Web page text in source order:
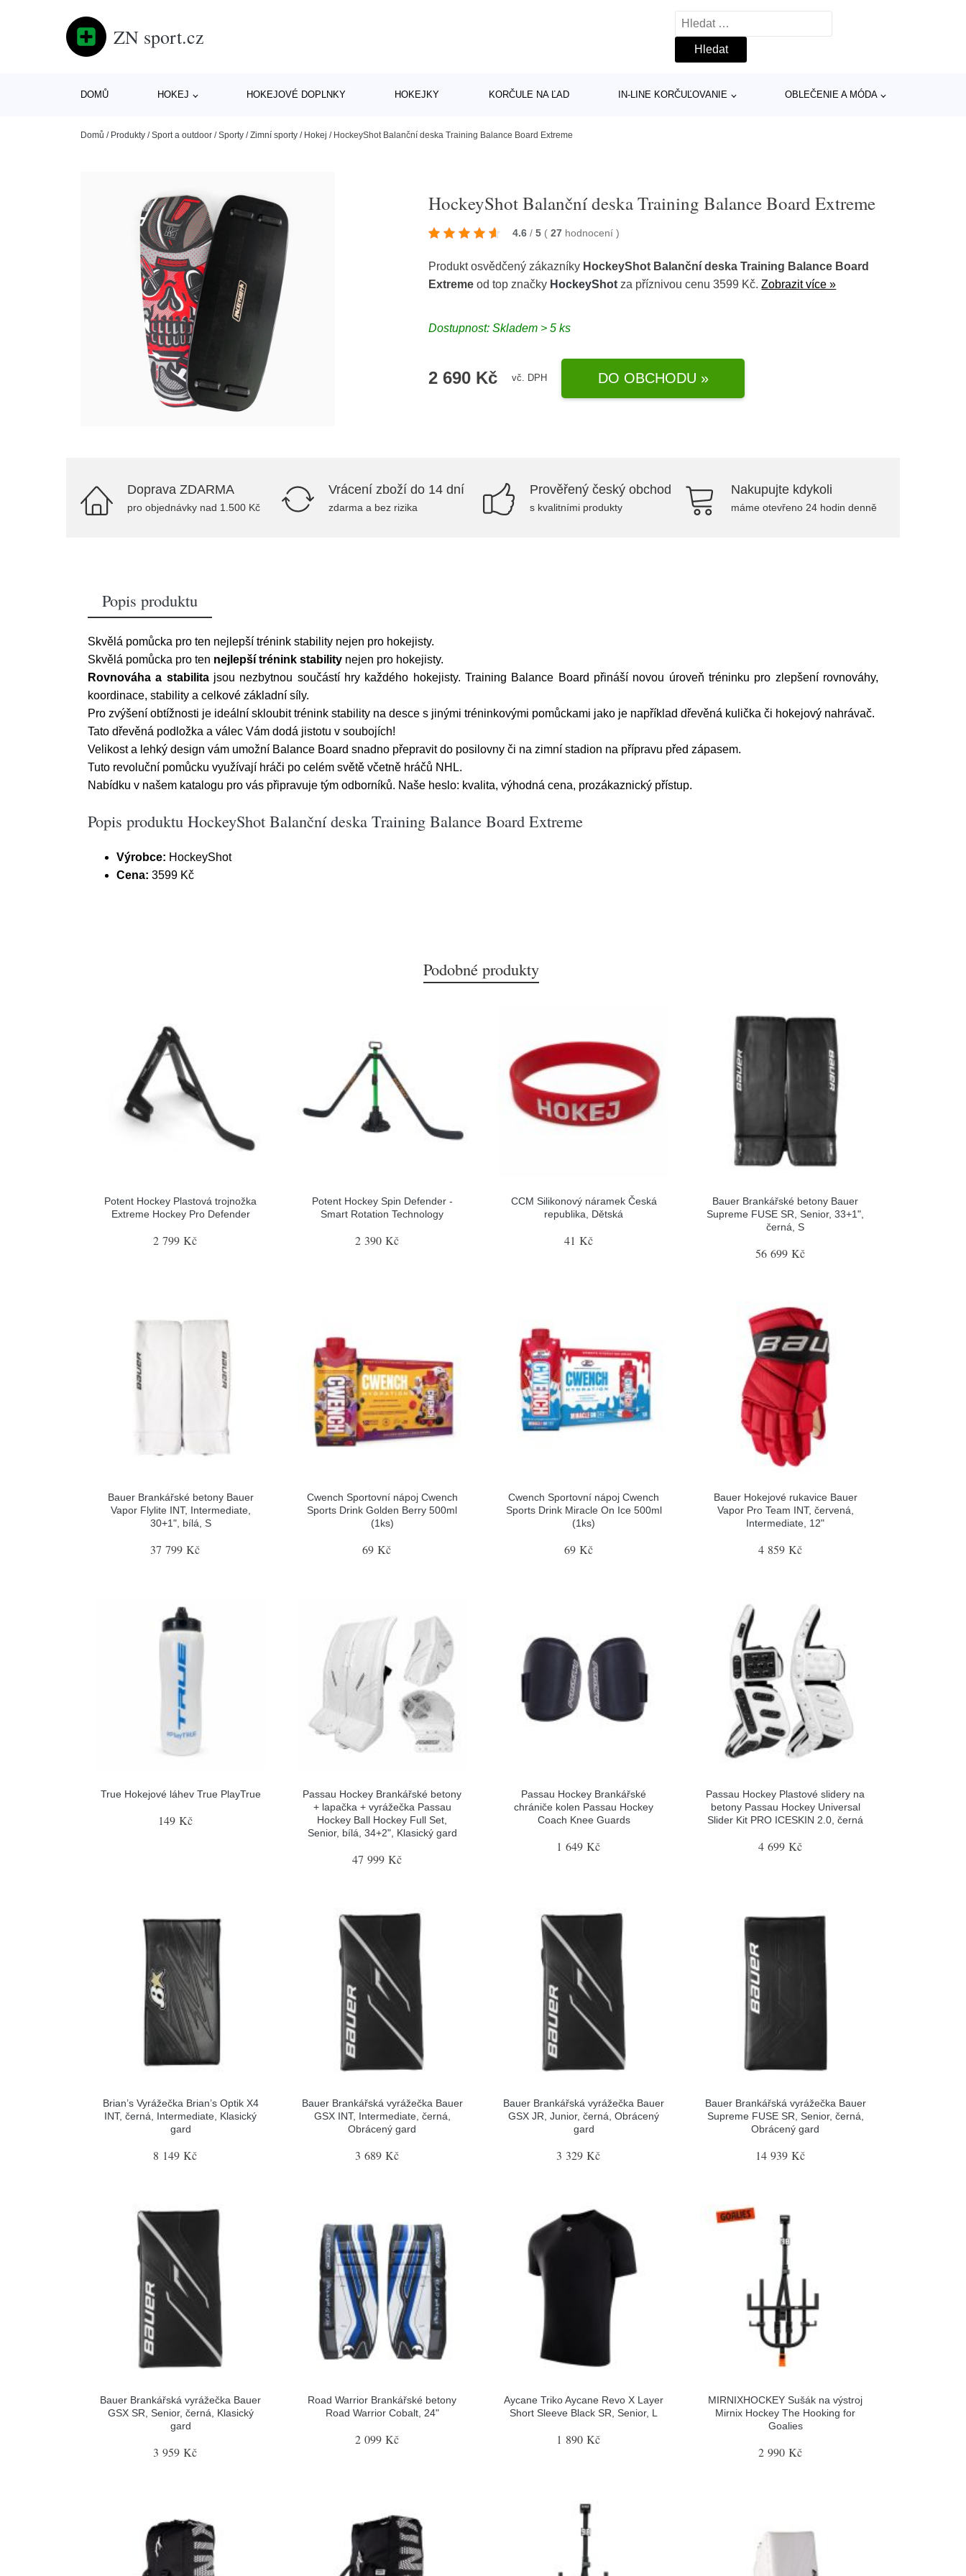
ZN sport.cz
Vyhledávání
DOMŮ HOKEJ HOKEJOVÉ DOPLNKY HOKEJKY KORČULE NA ĽAD IN-LINE KORČUĽOVANIE OBLEČENIE A MÓDA
Domů / Produkty /Sport a outdoor /Sporty /Zimní sporty / Hokej / HockeyShot Balanční deska Training Balance Board Extreme
HockeyShot Balanční deska Training Balance Board Extreme
4.6 / 5 ( 27 hodnocení)
Produkt osvědčený zákazníky HockeyShot Balanční deska Training Balance Board
Extreme od top značky HockeyShot za příznivou cenu 3599 Kč.Zobrazit více »
Dostupnost: Skladem > 5 ks
2 690 Kč vč. DPH DO OBCHODU »
Doprava ZDARMA
pro objednávky nad 1.500 Kč
Vrácení zboží do 14 dní
zdarma a bez rizika
Prověřený český obchod
s kvalitními produkty
Nakupujte kdykoli
máme otevřeno 24 hodin denně
Popis produktu
Skvělá pomůcka pro ten nejlepší trénink stability nejen pro hokejisty.
Skvělá pomůcka pro ten nejlepší trénink stability nejen pro hokejisty.
Rovnováha a stabilitajsou nezbytnou součástí hry každého hokejisty. Training Balance Board přináší novou úroveň tréninku pro zlepšení rovnováhy,
koordinace, stability a celkové základní síly.
Pro zvýšení obtížnosti je ideální skloubit trénink stability na desce s jinými tréninkovými pomůckami jako je například dřevěná kulička či hokejový nahrávač.
Tato dřevěná podložka a válec Vám dodá jistotu v soubojích!
Velikost a lehký design vám umožní Balance Board snadno přepravit do posilovny či na zimní stadion na přípravu před zápasem.
Tuto revoluční pomůcku využívají hráči po celém světě včetně hráčů NHL.
Nabídku v našem katalogu pro vás připravuje tým odborníků. Naše heslo: kvalita, výhodná cena, prozákaznický přístup.
Popis produktu HockeyShot Balanční deska Training Balance Board Extreme
Výrobce: HockeyShot
Cena: 3599 Kč
Podobné produkty
Potent Hockey Plastová trojnožka
Extreme Hockey Pro Defender
2 799 Kč
Potent Hockey Spin Defender -
Smart Rotation Technology
2 390 Kč
CCM Silikonový náramek Česká
republika, Dětská
41 Kč
Bauer Brankářské betony Bauer
Supreme FUSE SR, Senior, 33+1",
černá, S
56 699 Kč
Bauer Brankářské betony Bauer
Vapor Flylite INT, Intermediate,
30+1", bílá, S
37 799 Kč
Cwench Sportovní nápoj Cwench
Sports Drink Golden Berry 500ml
(1ks)
69 Kč
Cwench Sportovní nápoj Cwench
Sports Drink Miracle On Ice 500ml
(1ks)
69 Kč
Bauer Hokejové rukavice Bauer
Vapor Pro Team INT, červená,
Intermediate, 12"
4 859 Kč
True Hokejové láhev True PlayTrue
149 Kč
Passau Hockey Brankářské betony
+ lapačka + vyrážečka Passau
Hockey Ball Hockey Full Set,
Senior, bílá, 34+2", Klasický gard
47 999 Kč
Passau Hockey Brankářské
chrániče kolen Passau Hockey
Coach Knee Guards
1 649 Kč
Passau Hockey Plastové slidery na
betony Passau Hockey Universal
Slider Kit PRO ICESKIN 2.0, černá
4 699 Kč
Brian’s Vyrážečka Brian’s Optik X4
INT, černá, Intermediate, Klasický
gard
8 149 Kč
Bauer Brankářská vyrážečka Bauer
GSX INT, Intermediate, černá,
Obrácený gard
3 689 Kč
Bauer Brankářská vyrážečka Bauer
GSX JR, Junior, černá, Obrácený
gard
3 329 Kč
Bauer Brankářská vyrážečka Bauer
Supreme FUSE SR, Senior, černá,
Obrácený gard
14 939 Kč
Bauer Brankářská vyrážečka Bauer
GSX SR, Senior, černá, Klasický
gard
3 959 Kč
Road Warrior Brankářské betony
Road Warrior Cobalt, 24"
2 099 Kč
Aycane Triko Aycane Revo X Layer
Short Sleeve Black SR, Senior, L
1 890 Kč
MIRNIXHOCKEY Sušák na výstroj
Mirnix Hockey The Hooking for
Goalies
2 990 Kč